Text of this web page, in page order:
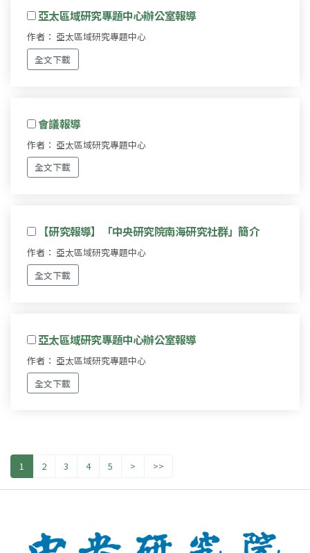
亞太區域研究專題中心辦公室報導
作者： 亞太區域研究專題中心
全文下載
會議報導
作者： 亞太區域研究專題中心
全文下載
【研究報導】「中央研究院南海研究社群」簡介
作者： 亞太區域研究專題中心
全文下載
亞太區域研究專題中心辦公室報導
作者： 亞太區域研究專題中心
全文下載
1 2 3 4 5 > >>